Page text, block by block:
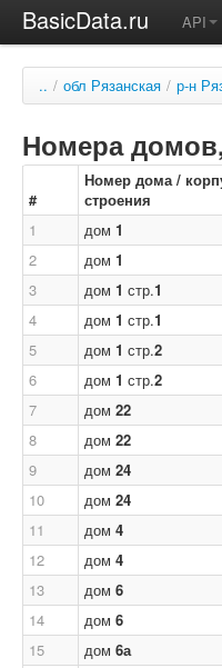
BasicData.ru API
.. / обл Рязанская / р-н
Номера
#
Номер дома /
строения
1
дом 1
2
дом 1
3
дом 1 стр.1
4
дом 1 стр.1
5
дом 1 стр.2
6
дом 1 стр.2
7
дом 22
8
дом 22
9
дом 24
10
дом 24
11
дом 4
12
дом 4
13
дом 6
14
дом 6
15
дом 6а